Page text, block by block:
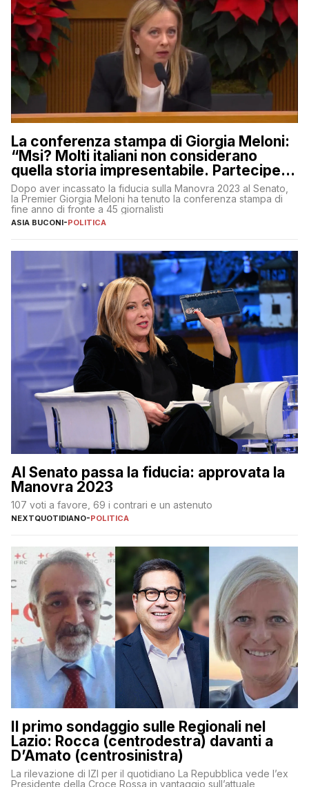
La conferenza stampa di Giorgia Meloni:
“Msi? Molti italiani non considerano
quella storia impresentabile. Parteciperò
al 25 aprile”
Dopo aver incassato la fiducia sulla Manovra 2023 al Senato,
la Premier Giorgia Meloni ha tenuto la conferenza stampa di
fine anno di fronte a 45 giornalisti
ASIA BUCONI-POLITICA
Al Senato passa la fiducia: approvata la
Manovra 2023
107 voti a favore, 69 i contrari e un astenuto
NEXTQUOTIDIANO-POLITICA
Il primo sondaggio sulle Regionali nel
Lazio: Rocca (centrodestra) davanti a
D’Amato (centrosinistra)
La rilevazione di IZI per il quotidiano La Repubblica vede l’ex
Presidente della Croce Rossa in vantaggio sull’attuale